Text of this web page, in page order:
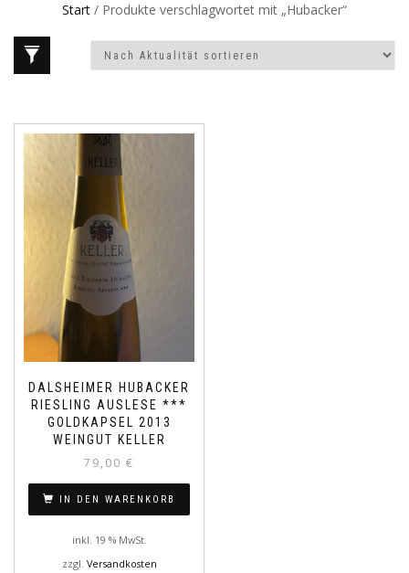
Start / Produkte verschlagwortet mit „Hubacker“
DALSHEIMER HUBACKER
RIESLING AUSLESE ***
GOLDKAPSEL 2013
WEINGUT KELLER
79,00 €
IN DEN WARENKORB
inkl. 19 % MwSt.
zzgl. Versandkosten